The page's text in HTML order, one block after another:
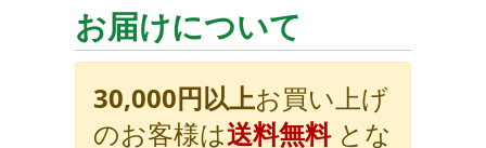
お届けについて
30,000円以上お買い上げ
のお客様は送料無料とな